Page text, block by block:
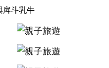
戽斗乳牛